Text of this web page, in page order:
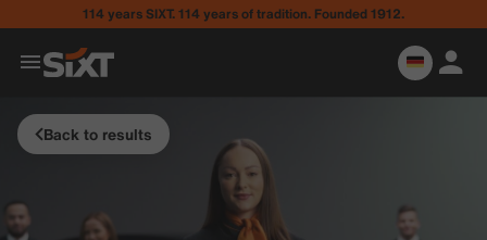
114 years SIXT. 114 years of tradition. Founded 1912.
Back to results